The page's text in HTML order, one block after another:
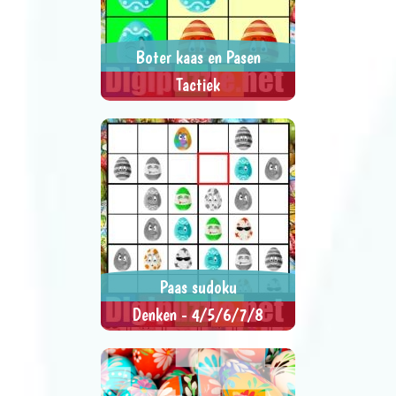
Boter kaas en Pasen
Tactiek
> SPEEL NU <
SPEL DELEN
Paas sudoku
Denken - 4/5/6/7/8
> SPEEL NU <
SPEL DELEN